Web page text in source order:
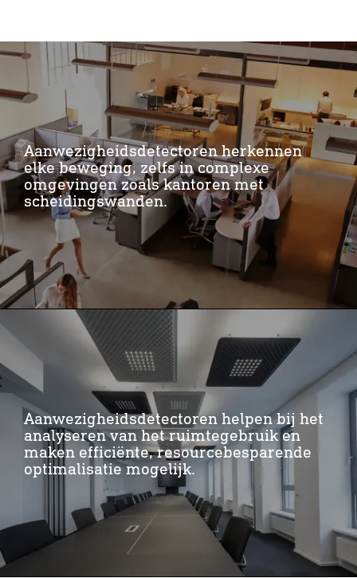
Aanwezigheidsdetectoren herkennen
elke beweging, zelfs in complexe
omgevingen zoals kantoren met
scheidingswanden.
Aanwezigheidsdetectoren helpen bij het
analyseren van het ruimtegebruik en
maken efficiënte, resourcebesparende
optimalisatie mogelijk.